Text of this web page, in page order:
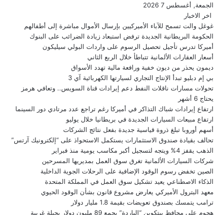
الجمعة, أغسطس 7 2026
اخر الاخبار
غوغل والت تسمح للآباء الأميركيين بإرسال الأموال مباشرة إلى أطفالهم
الحكومة البريطانية الجديدة ترفض استبعاد زيادة الضرائب على البنوك
أميركا تدرس تأجيل تحصيل الرسوم على واردات البولي سيليكون
أسعار العقارات الألمانية تتباطأ خلال الربع الثاني
ديمون يحذر من ديون خفية ورافعة مالية تهدد الأسواق
بي إم دبليو تبدأ الإنتاج التجاري لسيارتها الكهربائية آي 3
تحولات مسارات ناقلات النفط دعم إيرادات قناة السويس.. وتعافي هرمز
يحتاج 6 أشهر
ارتفاع إيرادات شباك التذاكر في أميركا رغم تراجع عدد مرتادي دور السينما
ارتفاع مبيعات السيارات الجديدة في بريطانيا خلال يوليو
أسهم أوروبا تبلغ ذروة قياسية جديدة بفعل نتائج الشركات
تحالف بقيادة صندوق الاستثمارات يستكمل الاستحواذ على “إلكترونيك آرتس”
الذهب يقفز 4% ويتجه لتسجيل أكبر مكاسب يومية منذ فبراير
شركات السيارات الألمانية تغرق سوق العمل بمديريها المسرحين
الصين تخفض رسوم الوقود الإضافية على الرحلات الجوية الداخلية
الذكاء الاصطناعي يعيد تشكيل سوق العمل في المملكة المتحدة
معهد البترول الأميركي يعارض مشروع قانون بشأن الوقود الحيوي
ترامب يتمسك بصندوق تعويضات بقيمة 1.8 مليار دولار
هجوم على محافظ بيتكوين “الباردة” يجمع 89 مليون دولار بحيلة غريبة